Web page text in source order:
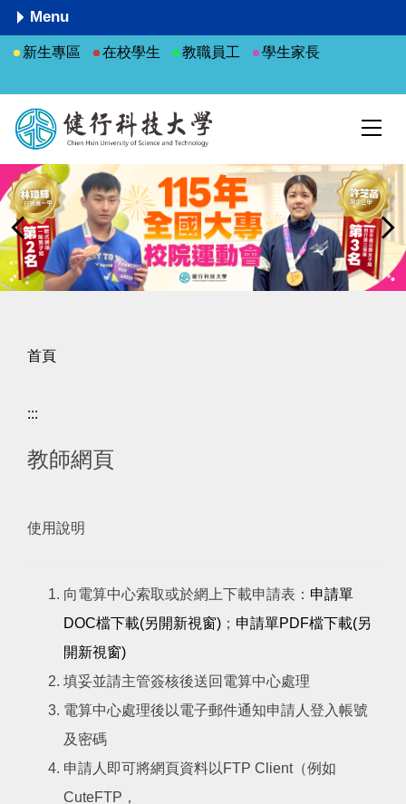
跳
到
主
容
區
Menu
新生專區 在校學生 教職員工 學生家長
首頁
:::
教師網頁
使用說明
向電算中心索取或於網上下載申請表： 申請單
DOC檔下載(另開新視窗) ； 申請單PDF檔下載(另
開新視窗)
填妥並請主管簽核後送回電算中心處理
電算中心處理後以電子郵件通知申請人登入帳號
及密碼
申請人即可將網頁資料以FTP Client（例如
CuteFTP，